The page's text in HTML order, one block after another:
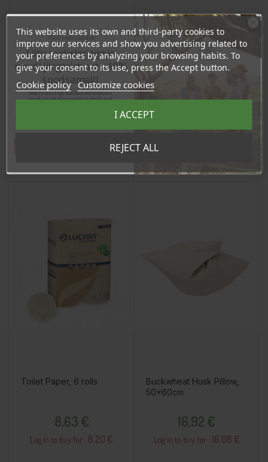
Nutmilk Bag, 1pc
Price
6,25 €
Kitchen Towel, 2 rolls
Toilet Paper, 6 rolls
8,63 €
Log in to buy for : 8.20 €
Buckwheat Husk Pillow,
50x60cm
16,92 €
Log in to buy for : 16.08 €
This website uses its own and third-party cookies to
improve our services and show you advertising related to
your preferences by analyzing your browsing habits. To
give your consent to its use, press the Accept button.
Cookie policy Customize cookies
REJECT ALL
I ACCEPT
Ära veel lahku!
Liitu uudiskirjaga ja
naudi järgmist ostu 10%
soodsamalt!
Sind ootavad spetsiaalsed allahindlused,
eksklusiivsed kampaaniad ja kingitused!